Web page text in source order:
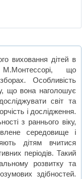
виховання дітей в
М.Монтессорі, що
Особливість
що вона наголошує
світ та
і дослідження.
з раннього віку,
середовище і
дітям вчитися
періодів. Такий
розвитку та
здібностей.